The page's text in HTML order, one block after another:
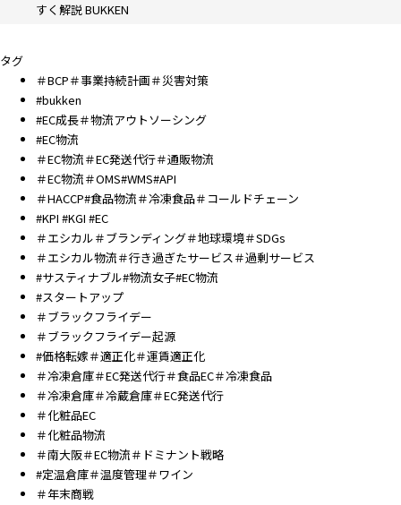
すく解説 BUKKEN
タグ
＃BCP＃事業持続計画＃災害対策
#bukken
#EC成長＃物流アウトソーシング
#EC物流
＃EC物流＃EC発送代行＃通販物流
＃EC物流＃OMS#WMS#API
＃HACCP#食品物流＃冷凍食品＃コールドチェーン
#KPI #KGI #EC
＃エシカル＃ブランディング＃地球環境＃SDGs
＃エシカル物流＃行き過ぎたサービス＃過剰サービス
#サスティナブル#物流女子#EC物流
#スタートアップ
＃ブラックフライデー
＃ブラックフライデー起源
#価格転嫁＃適正化＃運賃適正化
＃冷凍倉庫＃EC発送代行＃食品EC＃冷凍食品
＃冷凍倉庫＃冷蔵倉庫＃EC発送代行
＃化粧品EC
＃化粧品物流
＃南大阪＃EC物流＃ドミナント戦略
#定温倉庫＃温度管理＃ワイン
＃年末商戦